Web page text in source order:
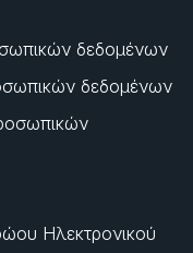
δεδομένων
δεδομένων
Ηλεκτρονικού